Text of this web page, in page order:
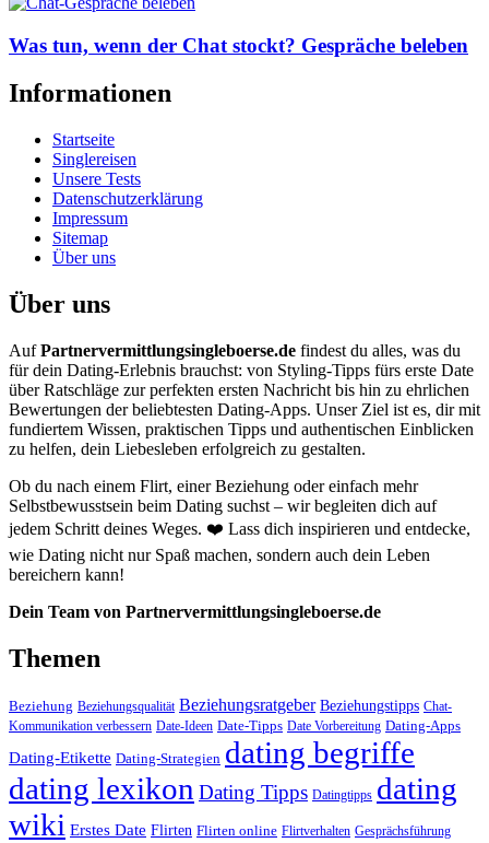
Was tun, wenn der Chat stockt? Gespräche beleben
Informationen
Startseite
Singlereisen
Unsere Tests
Datenschutzerklärung
Impressum
Sitemap
Über uns
Über uns
AufPartnervermittlungsingleboerse.de findest du alles, was du
für dein Dating-Erlebnis brauchst: von Styling-Tipps fürs erste Date
über Ratschläge zur perfekten ersten Nachricht bis hin zu ehrlichen
Bewertungen der beliebtesten Dating-Apps. Unser Ziel ist es, dir mit
fundiertem Wissen, praktischen Tipps und authentischen Einblicken
zu helfen, dein Liebesleben erfolgreich zu gestalten.
Ob du nach einem Flirt, einer Beziehung oder einfach mehr
Selbstbewusstsein beim Dating suchst – wir begleiten dich auf
jedem Schritt deines Weges. ❤️ Lass dich inspirieren und entdecke,
wie Dating nicht nur Spaß machen, sondern auch dein Leben
bereichern kann!
Dein Team von Partnervermittlungsingleboerse.de
Themen
Beziehung Beziehungsqualität Beziehungsratgeber Beziehungstipps Chat-
Kommunikation verbessern Date-Ideen Date-Tipps Date Vorbereitung Dating-Apps
Dating-Etikette Dating-Strategien dating begriffe
dating lexikon Dating Tipps Datingtipps dating
wiki Erstes Date Flirten Flirten online Flirtverhalten Gesprächsführung